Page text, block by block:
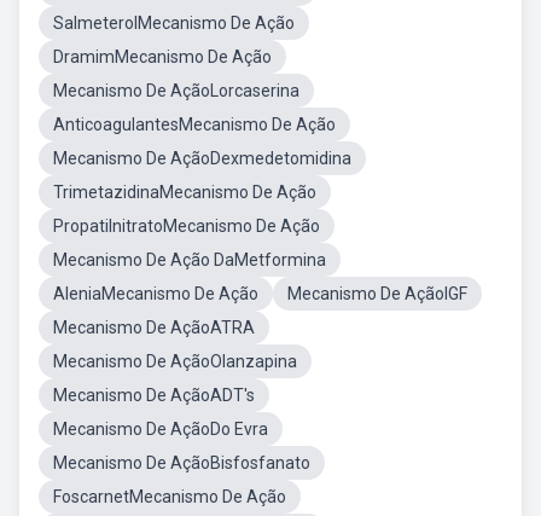
SalmeterolMecanismo De Ação
DramimMecanismo De Ação
Mecanismo De AçãoLorcaserina
AnticoagulantesMecanismo De Ação
Mecanismo De AçãoDexmedetomidina
TrimetazidinaMecanismo De Ação
PropatilnitratoMecanismo De Ação
Mecanismo De Ação DaMetformina
AleniaMecanismo De Ação
Mecanismo De AçãoIGF
Mecanismo De AçãoATRA
Mecanismo De AçãoOlanzapina
Mecanismo De AçãoADT's
Mecanismo De AçãoDo Evra
Mecanismo De AçãoBisfosfanato
FoscarnetMecanismo De Ação